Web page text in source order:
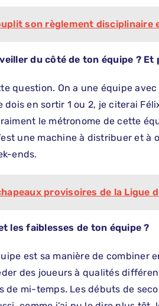
son règlement disciplinaire
du côté de ton équipe ? Et
question. On a une équipe
dois en sortir 1 ou 2, je citerai
le métronome de cette
une machine à distribuer et
ends.
provisoires de la Ligue
les faiblesses de ton équipe ?
est sa manière de combiner
des joueurs à qualités
de mi-temps. Les débuts de